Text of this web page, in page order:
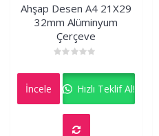
Ahşap Desen A4 21X29
32mm Alüminyum
Çerçeve
0
İncele Hızlı Teklif Al!